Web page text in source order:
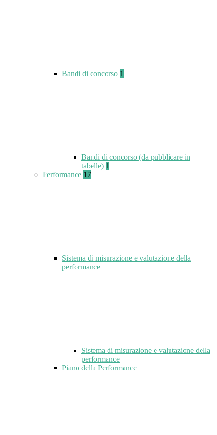
Bandi di concorso 1
Bandi di concorso (da pubblicare in
tabelle) 1
Performance 17
Sistema di misurazione e valutazione della
performance
Sistema di misurazione e valutazione della
performance
Piano della Performance